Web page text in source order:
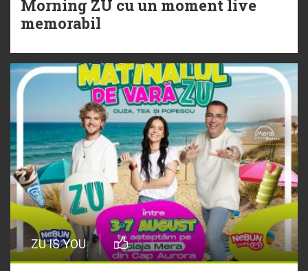
Torpedoul lui Morar: Theo Rose -
Morning ZU cu un moment live
memorabil
ZU IS YOU